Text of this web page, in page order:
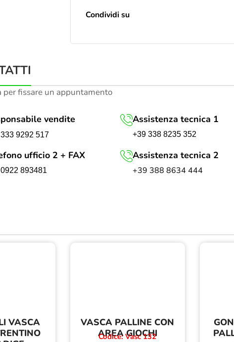
Condividi su
per fissare un appuntamento
vendite
9292 517
Assistenza tecnica 1
+39 338 8235 352
ufficio 2 + FAX
893481
Assistenza tecnica 2
+39 388 8634 444
VASCA
VASCA PALLINE CON
AREA GIOCHI
Codice: Vasc 132